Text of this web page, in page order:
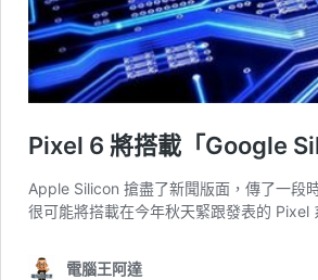
Pixel 6 將搭載「Google
Apple Silicon 搶盡了新聞版面，傳了一段
很可能將搭載在今年秋天緊跟發表的
電腦王阿達